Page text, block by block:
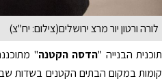
לורה ורטון יור מרצ ירושלים(צילום: יח"צ)
תוכנית הבנייה "הדסה הקטנה
קומות במקום הבתים הקטנים בשדות